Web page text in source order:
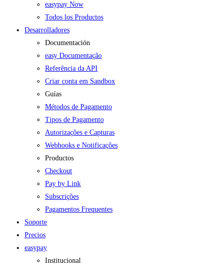
easypay Now
Todos los Productos
Desarrolladores
Documentación
easy Documentação
Referência da API
Criar conta em Sandbox
Guías
Métodos de Pagamento
Tipos de Pagamento
Autorizações e Capturas
Webhooks e Notificações
Productos
Checkout
Pay by Link
Subscrições
Pagamentos Frequentes
Soporte
Precios
easypay
Institucional